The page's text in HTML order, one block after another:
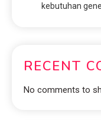
kebutuhan
RECENT
No comments to